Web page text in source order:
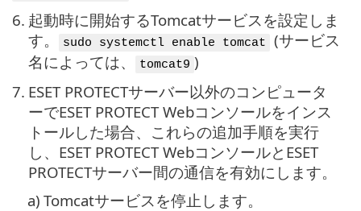
6. 起動時に開始するTomcatサービスを設定しま
す。
sudo systemctl enable tomcat
(サービス
名によっては、
tomcat9 )
7. ESET PROTECTサーバー以外のコンピュータ
ーでESET PROTECT Webコンソールをインス
トールした場合、これらの追加手順を実行
し、ESET PROTECT WebコンソールとESET
PROTECTサーバー間の通信を有効にします。
a) Tomcatサービスを停止します。